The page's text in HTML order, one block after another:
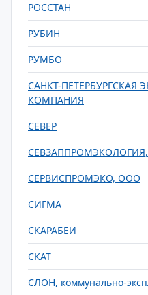
РОССТАН
РУБИН
РУМБО
САНКТ-ПЕТЕРБУРГСКАЯ
КОМПАНИЯ
СЕВЕР
СЕРВИСПРОМЭКО, ООО
СИГМА
СКАРАБЕИ
СКАТ
СЛОН, коммунально-